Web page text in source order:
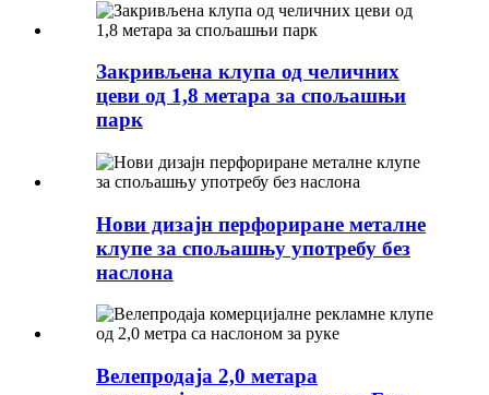
Закривљена клупа од челичних
цеви од 1,8 метара за спољашњи
парк
Нови дизајн перфориране металне
клупе за спољашњу употребу без
наслона
Велепродаја 2,0 метара